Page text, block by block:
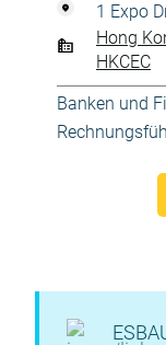
1 Expo
Hong
HKCEC
Banken und